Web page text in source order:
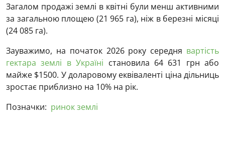
Загалом продажі землі в квітні були менш активними
за загальною площею (21 965 га), ніж в березні місяці
(24 085 га).
Зауважимо, на початок 2026 року середня вартість
гектара землі в Україні становила 64 631 грн або
майже $1500. У доларовому еквіваленті ціна дільниць
зростає приблизно на 10% на рік.
Позначки: ринок землі